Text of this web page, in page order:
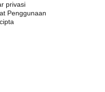
privasi
Penggunaan